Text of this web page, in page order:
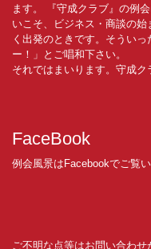
ます。 『守成クラブ』の例
いこそ、ビジネス・商談の
く出発のときです。そうい
ー！」とご唱和下さい。
それではまいります。守成ク
FaceBook
例会風景はFacebookでご覧
ご不明な点等はお問い合わ